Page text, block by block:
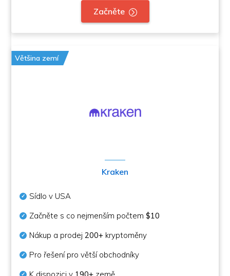
Začněte
Většina zemí
Kraken
Sídlo v USA
Začněte s co nejmenším počtem$10
Nákup a prodej200+ kryptoměny
Pro řešení pro větší obchodníky